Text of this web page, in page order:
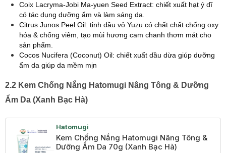
Coix Lacryma-Jobi Ma-yuen Seed Extract: chiết xuất hạt ý dĩ
có tác dụng dưỡng ẩm và làm sáng da.
Citrus Junos Peel Oil: tinh dầu vỏ Yuzu có chất chất chống oxy
hóa & chống viêm, tạo mùi hương cam chanh thơm mát cho
sản phẩm.
Cocos Nucifera (Coconut) Oil: chiết xuất dầu dừa giúp dưỡng
ẩm da giúp da mềm mịn
2.2 Kem Chống Nắng Hatomugi Nâng Tông & Dưỡng
Ẩm Da (Xanh Bạc Hà)
Hatomugi
Kem Chống Nắng Hatomugi Nâng Tông &
Dưỡng Ẩm Da 70g (Xanh Bạc Hà)